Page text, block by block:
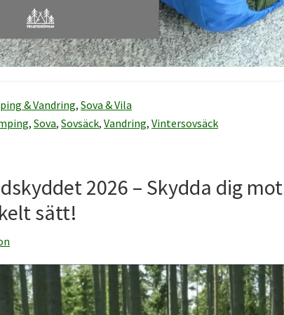
& Vandring, Sova & Vila
, Sova, Sovsäck, Vandring, Vintersovsäck
2026 – Skydda dig
sätt!